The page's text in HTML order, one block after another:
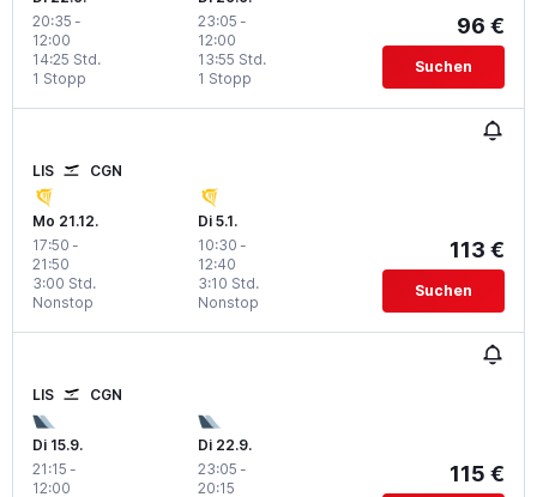
20:35 -
12:00
1 Stopp
14:25 Std.
23:05 -
12:00
1 Stopp
13:55 Std.
96 €
Suchen
LIS CGN
Mo 21.12.
17:50 -
21:50
Nonstop
3:00 Std.
Di 5.1.
10:30 -
12:40
Nonstop
3:10 Std.
113 €
Suchen
LIS CGN
Di 15.9.
21:15 -
12:00
Di 22.9.
23:05 -
20:15
115 €